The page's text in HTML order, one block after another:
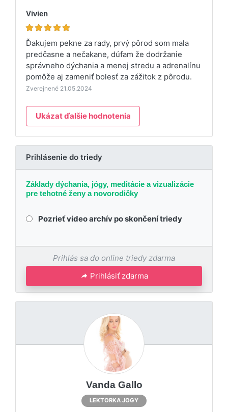
Vivien
Ďakujem pekne za rady, prvý pôrod som mala
predčasne a nečakane, dúfam že dodržanie
správneho dýchania a menej stredu a adrenalínu
pomôže aj zameniť bolesť za zážitok z pôrodu.
Zverejnené 21.05.2024
Ukázat ďalšie hodnotenia
Prihlásenie do triedy
Základy dýchania, jógy, meditácie a vizualizácie
pre tehotné ženy a novorodičky
Pozrieť video archív po skončení triedy
Prihlás sa do online triedy zdarma
Prihlásiť zdarma
Vanda Gallo
LEKTORKA JOGY